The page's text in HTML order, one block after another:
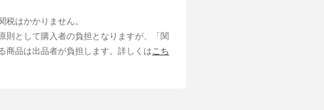
税はかかりません。
則として購入者の負担となりますが、「関
商品は出品者が負担します。詳しくは こち